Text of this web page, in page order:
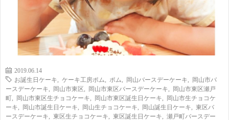
2019.06.14
お誕生日ケーキ
ケーキ工房ポム ポム 岡山バースデーケーキ
岡山市バ
ースデーケーキ
岡山市東区 岡山市東区バースデーケーキ
岡山市東区瀬戸
町
岡山市東区生チョコケーキ 岡山市東区誕生日ケーキ
岡山市生チョコケ
ーキ
岡山市誕生日ケーキ 岡山生チョコケーキ 岡山誕生日ケーキ
東区バ
ースデーケーキ
東区生チョコケーキ 東区誕生日ケーキ
瀬戸町バースデー